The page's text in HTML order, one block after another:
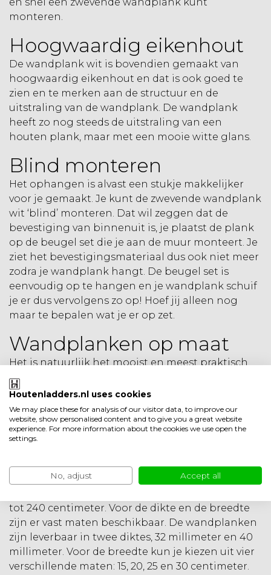
monteren.
Hoogwaardig eikenhout
De wandplank wit is bovendien gemaakt van
hoogwaardig eikenhout en dat is ook goed te
zien en te merken aan de structuur en de
uitstraling van de wandplank. De wandplank
heeft zo nog steeds de uitstraling van een
houten plank, maar met een mooie witte glans.
Blind monteren
Het ophangen is alvast een stukje makkelijker
voor je gemaakt. Je kunt de zwevende wandplank
wit ‘blind’ monteren. Dat wil zeggen dat de
bevestiging van binnenuit is, je plaatst de plank
op de beugel set die je aan de muur monteert. Je
ziet het bevestigingsmateriaal dus ook niet meer
zodra je wandplank hangt. De beugel set is
eenvoudig op te hangen en je wandplank schuif
je er dus vervolgens zo op! Hoef jij alleen nog
maar te bepalen wat je er op zet.
Wandplanken op maat
Het is natuurlijk het mooist en meest praktisch
als je wandplank precies past op de plek waar je
‘m wil hebben. Daarom bieden we je de service
om je plank op maat te laten maken. Wil je de
plank bijvoorbeeld gebruiken op het toilet dan
kun je de wandplank precies op de breedte van je
van je bestelproces bij de opmerkingen
aangeven hoe lang je wandplank precies moet
tot 240 centimeter. Voor de dikte en de breedte
zijn er vast maten beschikbaar. De wandplanken
zijn leverbaar in twee diktes, 32 millimeter en 40
millimeter. Voor de breedte kun je kiezen uit vier
verschillende maten: 15, 20, 25 en 30 centimeter.
Houtenladders.nl uses cookies
We may place these for analysis of our visitor data, to improve our
website, show personalised content and to give you a great website
experience. For more information about the cookies we use open the
settings.
No, adjust Accept all